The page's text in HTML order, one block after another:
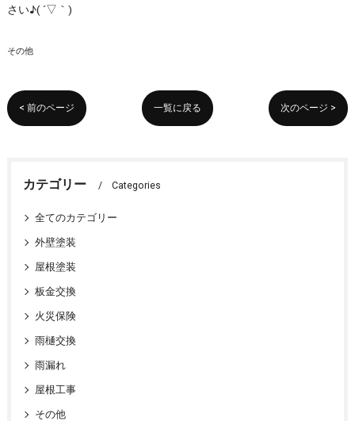
さい♪( ´▽｀)
その他
< 前のページ 一覧に戻る 次のページ >
カテゴリー Categories
全てのカテゴリー
外壁塗装
屋根塗装
板金交換
火災保険
雨樋交換
雨漏れ
屋根工事
その他